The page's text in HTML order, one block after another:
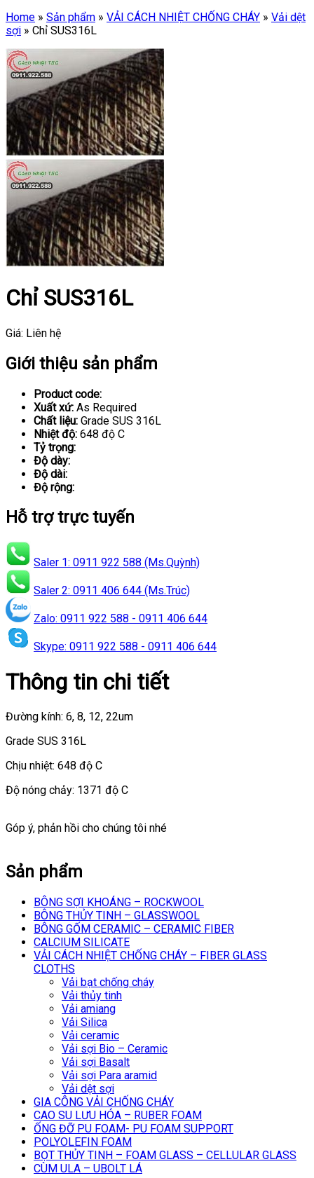
Home » Sản phẩm » VẢI CÁCH NHIỆT CHỐNG CHÁY » Vải dệt
sợi » Chỉ SUS316L
Chỉ SUS316L
Giá: Liên hệ
Giới thiệu sản phẩm
Product code:
Xuất xứ: As Required
Chất liệu: Grade SUS 316L
Nhiệt độ: 648 độ C
Tỷ trọng:
Độ dày:
Độ dài:
Độ rộng:
Hỗ trợ trực tuyến
Saler 1: 0911 922 588 (Ms.Quỳnh)
Saler 2: 0911 406 644 (Ms.Trúc)
Zalo: 0911 922 588 - 0911 406 644
Skype: 0911 922 588 - 0911 406 644
Thông tin chi tiết
Đường kính: 6, 8, 12, 22um
Grade SUS 316L
Chịu nhiệt: 648 độ C
Độ nóng chảy: 1371 độ C
Góp ý, phản hồi cho chúng tôi nhé
Sản phẩm
BÔNG SỢI KHOÁNG – ROCKWOOL
BÔNG THỦY TINH – GLASSWOOL
BÔNG GỐM CERAMIC – CERAMIC FIBER
CALCIUM SILICATE
VẢI CÁCH NHIỆT CHỐNG CHÁY – FIBER GLASS
CLOTHS
Vải bạt chống cháy
Vải thủy tinh
Vải amiang
Vải Silica
Vải ceramic
Vải sợi Bio – Ceramic
Vải sợi Basalt
Vải sợi Para aramid
Vải dệt sợi
GIA CÔNG VẢI CHỐNG CHÁY
CAO SU LƯU HÓA – RUBER FOAM
ỐNG ĐỠ PU FOAM- PU FOAM SUPPORT
POLYOLEFIN FOAM
BỌT THỦY TINH – FOAM GLASS – CELLULAR GLASS
CÙM ULA – UBOLT LÁ